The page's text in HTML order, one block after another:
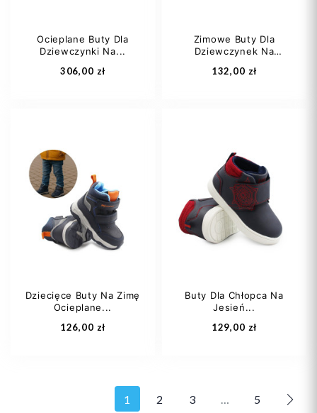
Dodaj do koszyka Dodaj do koszyka
Ocieplane Buty Dla
Dziewczynki Na...
306,00 zł
28 29
31
32
33
Dodaj do koszyka
Zimowe Buty Dla
Dziewczynek Na
132,00 zł
25
27
28 +2
Dodaj do koszyka
Dziecięce Buty Na Zimę
Ocieplane...
126,00 zł
Buty Dla Chłopca Na
Jesień...
129,00 zł
1 2 3 … 5